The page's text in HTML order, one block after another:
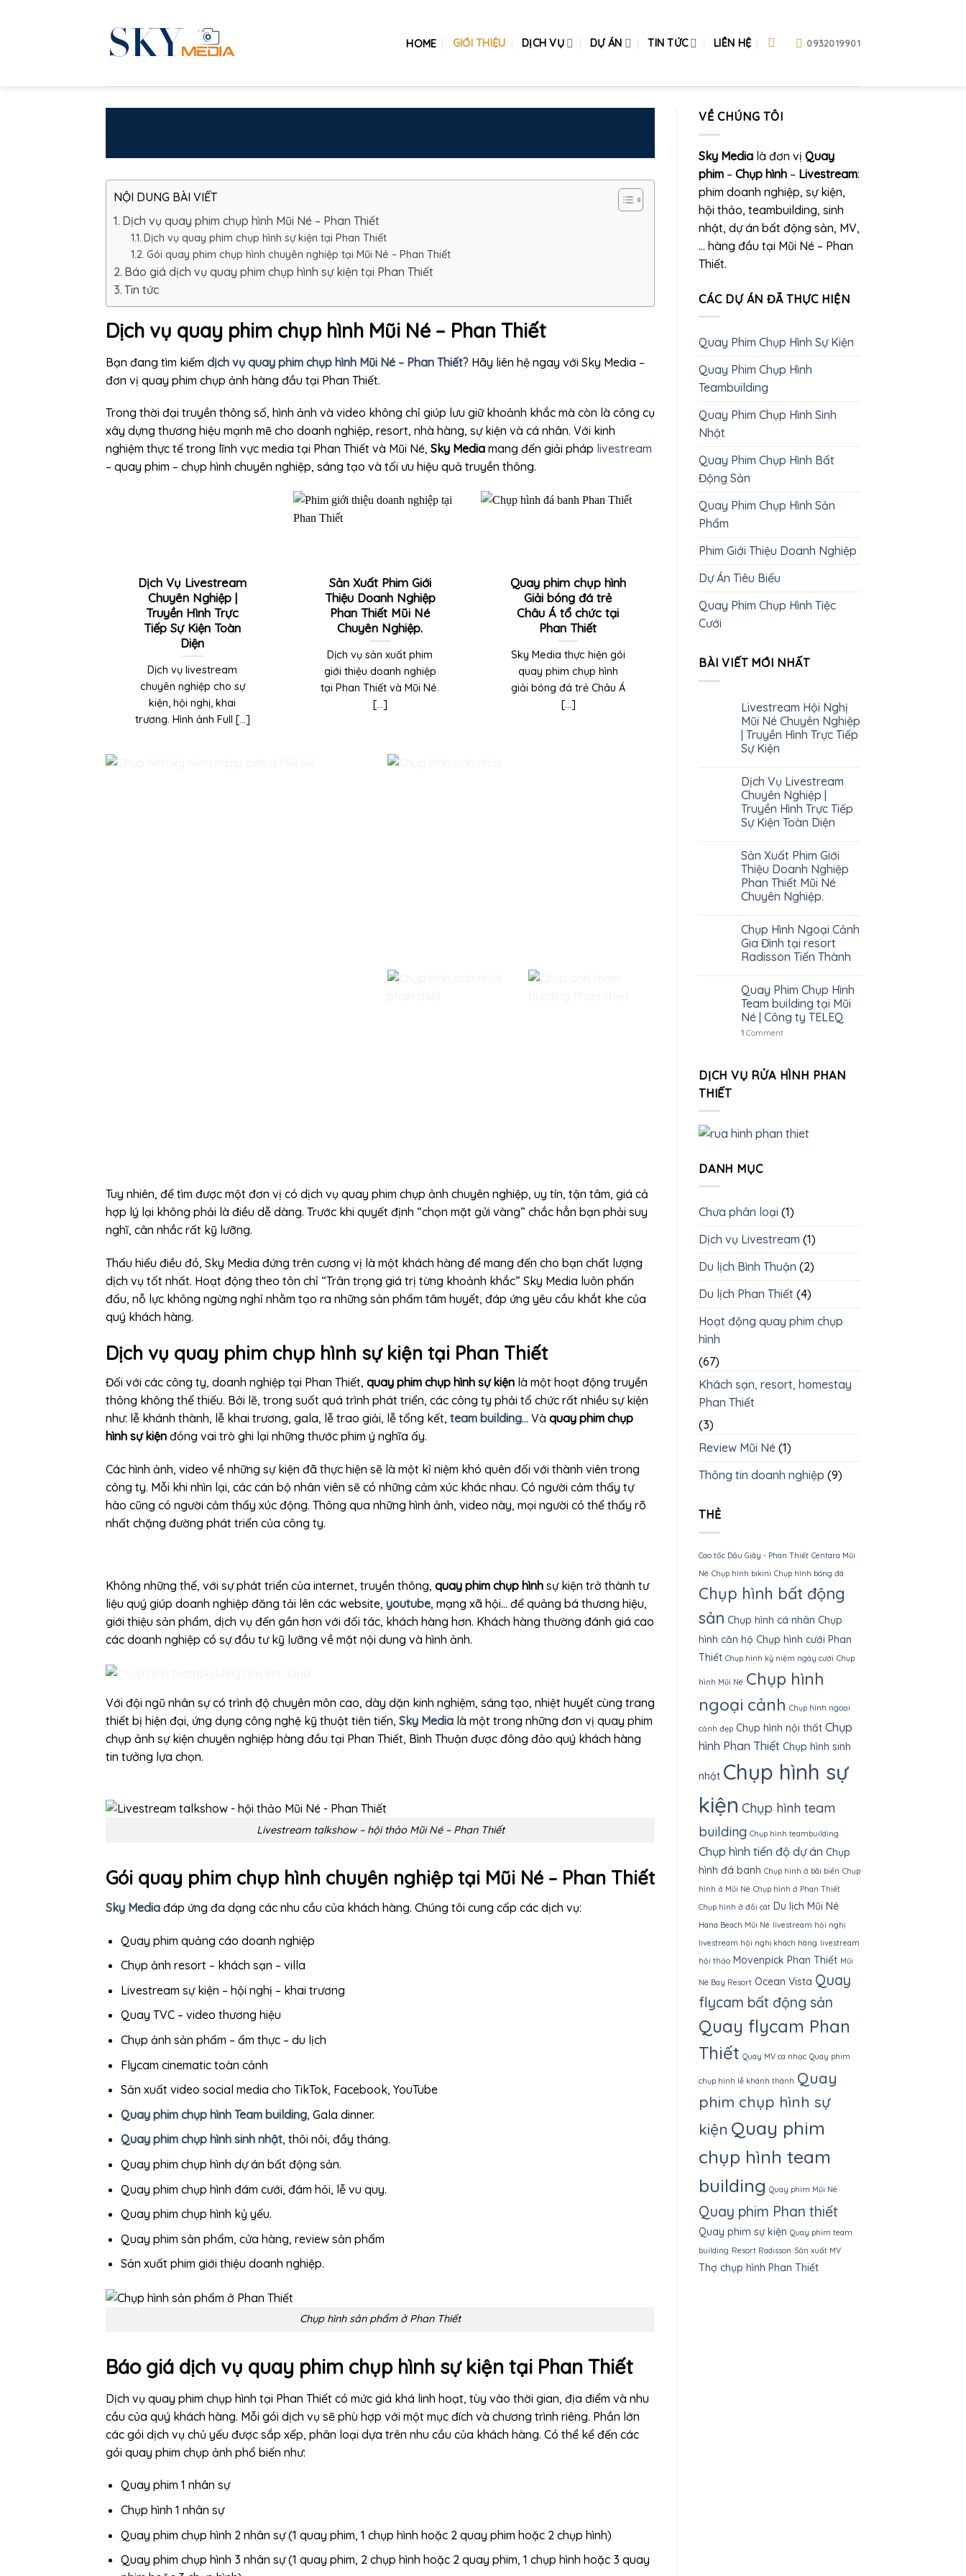
HOME GIỚI THIỆU DỊCH VỤ DỰ ÁN TIN TỨC LIÊN HỆ 0932019901
NỘI DUNG BÀI VIẾT
Dịch vụ quay phim chụp hình Mũi Né – Phan Thiết
Dịch vụ quay phim chụp hình sự kiện tại Phan Thiết
Gói quay phim chụp hình chuyên nghiệp tại Mũi Né – Phan Thiết
Báo giá dịch vụ quay phim chụp hình sự kiện tại Phan Thiết
Tin tức
Dịch vụ quay phim chụp hình Mũi Né – Phan Thiết
Bạn đang tìm kiếm dịch vụ quay phim chụp hình Mũi Né – Phan Thiết? Hãy liên hệ ngay với Sky Media –
đơn vị quay phim chụp ảnh hàng đầu tại Phan Thiết.
Trong thời đại truyền thông số, hình ảnh và video không chỉ giúp lưu giữ khoảnh khắc mà còn là công cụ
xây dựng thương hiệu mạnh mẽ cho doanh nghiệp, resort, nhà hàng, sự kiện và cá nhân. Với kinh
nghiệm thực tế trong lĩnh vực media tại Phan Thiết và Mũi Né, Sky Media mang đến giải pháp livestream
– quay phim – chụp hình chuyên nghiệp, sáng tạo và tối ưu hiệu quả truyền thông.
Dịch Vụ Livestream
Chuyên Nghiệp |
Truyền Hình Trực
Tiếp Sự Kiện Toàn
Diện
Dịch vụ livestream
chuyên nghiệp cho sự
kiện, hội nghị, khai
trương. Hình ảnh Full [...]
Sản Xuất Phim Giới
Thiệu Doanh Nghiệp
Phan Thiết Mũi Né
Chuyên Nghiệp.
Dịch vụ sản xuất phim
giới thiệu doanh nghiệp
tại Phan Thiết và Mũi Né.
[...]
Quay phim chụp hình
Giải bóng đá trẻ
Châu Á tổ chức tại
Phan Thiết
Sky Media thực hiện gói
quay phim chụp hình
giải bóng đá trẻ Châu Á
[...]
Chụp hình căn hộ
Ocean Vista – Căn 3
phòng ngủ và studio
chụp hình căn hộ Ocean
Tuy nhiên, để tìm được một đơn vị có dịch vụ quay phim chụp ảnh chuyên nghiệp, uy tín, tận tâm, giá cả
hợp lý lại không phải là điều dễ dàng. Trước khi quyết định “chọn mặt gửi vàng” chắc hẳn bạn phải suy
nghĩ, cân nhắc rất kỹ lưỡng.
Thấu hiểu điều đó, Sky Media đứng trên cương vị là một khách hàng để mang đến cho bạn chất lượng
dịch vụ tốt nhất. Hoạt động theo tôn chỉ “Trân trọng giá trị từng khoảnh khắc” Sky Media luôn phấn
đấu, nỗ lực không ngừng nghỉ nhằm tạo ra những sản phẩm tâm huyết, đáp ứng yêu cầu khắt khe của
quý khách hàng.
Dịch vụ quay phim chụp hình sự kiện tại Phan Thiết
Đối với các công ty, doanh nghiệp tại Phan Thiết, quay phim chụp hình sự kiện là một hoạt động truyền
thông không thể thiếu. Bởi lẽ, trong suốt quá trình phát triển, các công ty phải tổ chức rất nhiều sự kiện
như: lễ khánh thành, lễ khai trương, gala, lễ trao giải, lễ tổng kết, team building… Và quay phim chụp
hình sự kiện đóng vai trò ghi lại những thước phim ý nghĩa ấy.
Các hình ảnh, video về những sự kiện đã thực hiện sẽ là một kỉ niệm khó quên đối với thành viên trong
công ty. Mỗi khi nhìn lại, các cán bộ nhân viên sẽ có những cảm xúc khác nhau. Có người cảm thấy tự
hào cũng có người cảm thấy xúc động. Thông qua những hình ảnh, video này, mọi người có thể thấy rõ
nhất chặng đường phát triển của công ty.
Không những thế, với sự phát triển của internet, truyền thông, quay phim chụp hình sự kiện trở thành tư
liệu quý giúp doanh nghiệp đăng tải lên các website, youtube, mạng xã hội… để quảng bá thương hiệu,
giới thiệu sản phẩm, dịch vụ đến gần hơn với đối tác, khách hàng hơn. Khách hàng thường đánh giá cao
các doanh nghiệp có sự đầu tư kỹ lưỡng về mặt nội dung và hình ảnh.
Với đội ngũ nhân sự có trình độ chuyên môn cao, dày dặn kinh nghiệm, sáng tạo, nhiệt huyết cùng trang
thiết bị hiện đại, ứng dụng công nghệ kỹ thuật tiên tiến, Sky Media là một trong những đơn vị quay phim
chụp ảnh sự kiện chuyên nghiệp hàng đầu tại Phan Thiết, Bình Thuận được đông đảo quý khách hàng
tin tưởng lựa chọn.
Livestream talkshow – hội thảo Mũi Né – Phan Thiết
Gói quay phim chụp hình chuyên nghiệp tại Mũi Né – Phan Thiết
Sky Media đáp ứng đa dạng các nhu cầu của khách hàng. Chúng tôi cung cấp các dịch vụ:
Quay phim quảng cáo doanh nghiệp
Chụp ảnh resort – khách sạn – villa
Livestream sự kiện – hội nghị – khai trương
Quay TVC – video thương hiệu
Chụp ảnh sản phẩm – ẩm thực – du lịch
Flycam cinematic toàn cảnh
Sản xuất video social media cho TikTok, Facebook, YouTube
Quay phim chụp hình Team building, Gala dinner.
Quay phim chụp hình sinh nhật, thôi nôi, đầy tháng.
Quay phim chụp hình dự án bất động sản.
Quay phim chụp hình đám cưới, đám hỏi, lễ vu quy.
Quay phim chụp hình kỷ yếu.
Quay phim sản phẩm, cửa hàng, review sản phẩm
Sản xuất phim giới thiệu doanh nghiệp.
Chụp hình sản phẩm ở Phan Thiết
Báo giá dịch vụ quay phim chụp hình sự kiện tại Phan Thiết
Dịch vụ quay phim chụp hình tại Phan Thiết có mức giá khá linh hoạt, tùy vào thời gian, địa điểm và nhu
cầu của quý khách hàng. Mỗi gói dịch vụ sẽ phù hợp với một mục đích và chương trình riêng. Phần lớn
các gói dịch vụ chủ yếu được sắp xếp, phân loại dựa trên nhu cầu của khách hàng. Có thể kể đến các
gói quay phim chụp ảnh phổ biến như:
Quay phim 1 nhân sự
Chụp hình 1 nhân sự
Quay phim chụp hình 2 nhân sự (1 quay phim, 1 chụp hình hoặc 2 quay phim hoặc 2 chụp hình)
Quay phim chụp hình 3 nhân sự (1 quay phim, 2 chụp hình hoặc 2 quay phim, 1 chụp hình hoặc 3 quay
VỀ CHÚNG TÔI
Sky Media là đơn vị Quay
phim – Chụp hình – Livestream:
phim doanh nghiệp, sự kiện,
hội thảo, teambuilding, sinh
nhật, dự án bất động sản, MV,
… hàng đầu tại Mũi Né – Phan
Thiết.
CÁC DỰ ÁN ĐÃ THỰC HIỆN
Quay Phim Chụp Hình Sự Kiện
Quay Phim Chụp Hình
Teambuilding
Quay Phim Chụp Hình Sinh
Nhật
Quay Phim Chụp Hình Bất
Động Sản
Quay Phim Chụp Hình Sản
Phẩm
Phim Giới Thiệu Doanh Nghiệp
Dự Án Tiêu Biểu
Quay Phim Chụp Hình Tiệc
Cưới
BÀI VIẾT MỚI NHẤT
Livestream Hội Nghị
Mũi Né Chuyên Nghiệp
| Truyền Hình Trực Tiếp
Sự Kiện
Dịch Vụ Livestream
Chuyên Nghiệp |
Truyền Hình Trực Tiếp
Sự Kiện Toàn Diện
Sản Xuất Phim Giới
Thiệu Doanh Nghiệp
Phan Thiết Mũi Né
Chuyên Nghiệp.
Chụp Hình Ngoại Cảnh
Gia Đình tại resort
Radisson Tiến Thành
Quay Phim Chụp Hình
Team building tại Mũi
Né | Công ty TELEQ
1 Comment
DỊCH VỤ RỬA HÌNH PHAN
THIẾT
DANH MỤC
Chưa phân loại (1)
Dịch vụ Livestream (1)
Du lịch Bình Thuận (2)
Du lịch Phan Thiết (4)
Hoạt động quay phim chụp
hình
(67)
Khách sạn, resort, homestay
Phan Thiết
(3)
Review Mũi Né (1)
Thông tin doanh nghiệp (9)
THẺ
Cao tốc Dầu Giây - Phan Thiết Centara Mũi
Né Chụp hình bikini Chụp hình bóng đá
Chụp hình bất động
sản Chụp hình cá nhân Chụp
hình căn hộ Chụp hình cưới Phan
Thiết Chụp hình kỷ niệm ngày cưới Chụp
hình Mũi Né Chụp hình
ngoại cảnh Chụp hình ngoại
cảnh đẹp Chụp hình nội thất Chụp
hình Phan Thiết Chụp hình sinh
nhật Chụp hình sự
kiện Chụp hình team
building Chụp hình teambuilding
Chụp hình tiến độ dự án Chụp
hình đá banh Chụp hình ở bãi biển Chụp
hình ở Mũi Né Chụp hình ở Phan Thiết
Chụp hình ở đồi cát Du lịch Mũi Né
Hana Beach Mũi Né livestream hội nghị
livestream hội nghị khách hàng livestream
hội thảo Movenpick Phan Thiết Mũi
Né Bay Resort Ocean Vista Quay
flycam bất động sản
Quay flycam Phan
Thiết Quay MV ca nhạc Quay phim
chụp hình lễ khánh thành Quay
phim chụp hình sự
kiện Quay phim
chụp hình team
building Quay phim Mũi Né
Quay phim Phan thiết
Quay phim sự kiện Quay phim team
building Resort Radisson Sản xuất MV
Thợ chụp hình Phan Thiết